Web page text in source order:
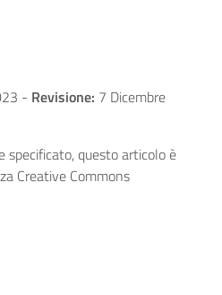
- Revisione: 7 Dicembre
specificato, questo articolo è
Creative Commons